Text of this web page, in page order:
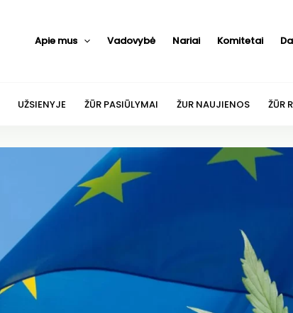
Apie mus Vadovybė Nariai Komitetai
UŽSIENYJE ŽŪR PASIŪLYMAI ŽUR NAUJIENOS ŽŪR